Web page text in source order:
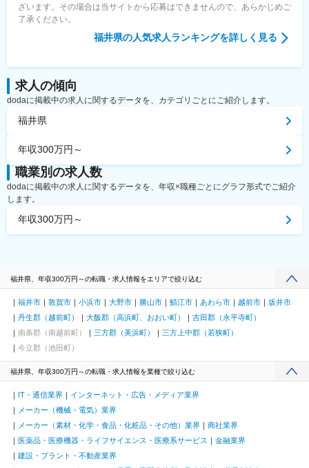
ざいます。その場合は当サイトから応募はできませんので、あらかじめご
了承ください。
福井県の人気求人ランキングを詳しく見る
求人の傾向
dodaに掲載中の求人に関するデータを、カテゴリごとにご紹介します。
福井県
年収300万円～
職業別の求人数
dodaに掲載中の求人に関するデータを、年収×職種ごとにグラフ形式でご紹介
します。
年収300万円～
福井県、年収300万円～の転職・求人情報をエリアで絞り込む
福井市 敦賀市 小浜市 大野市 勝山市 鯖江市 あわら市 越前市
坂井市
丹生郡（越前町）
大飯郡（高浜町、おおい町）
吉田郡（永平寺町）
南条郡（南越前町）
三方郡（美浜町）
三方上中郡（若狭町）
今立郡（池田町）
福井県、年収300万円～の転職・求人情報を業種で絞り込む
IT・通信業界
インターネット・広告・メディア業界
メーカー（機械・電気）業界
メーカー（素材・化学・食品・化粧品・その他）業界
商社業界
医薬品・医療機器・ライフサイエンス・医療系サービス
金融業界
建設・プラント・不動産業界